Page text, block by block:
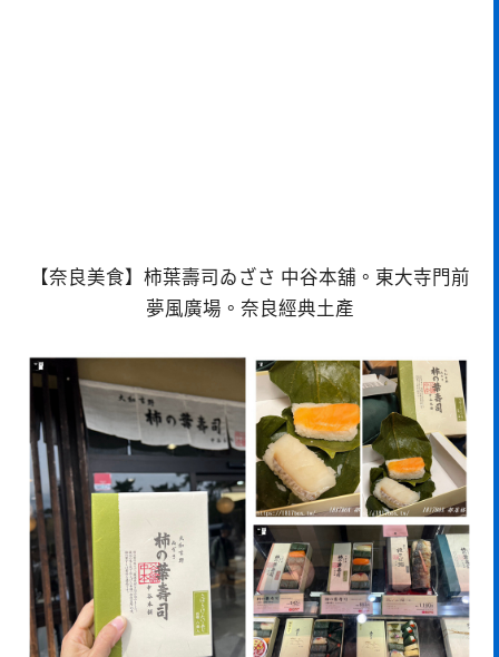
【奈良美食】柿葉壽司ゐざさ 中谷本舖。東大寺門前
夢風廣場。奈良經典土產